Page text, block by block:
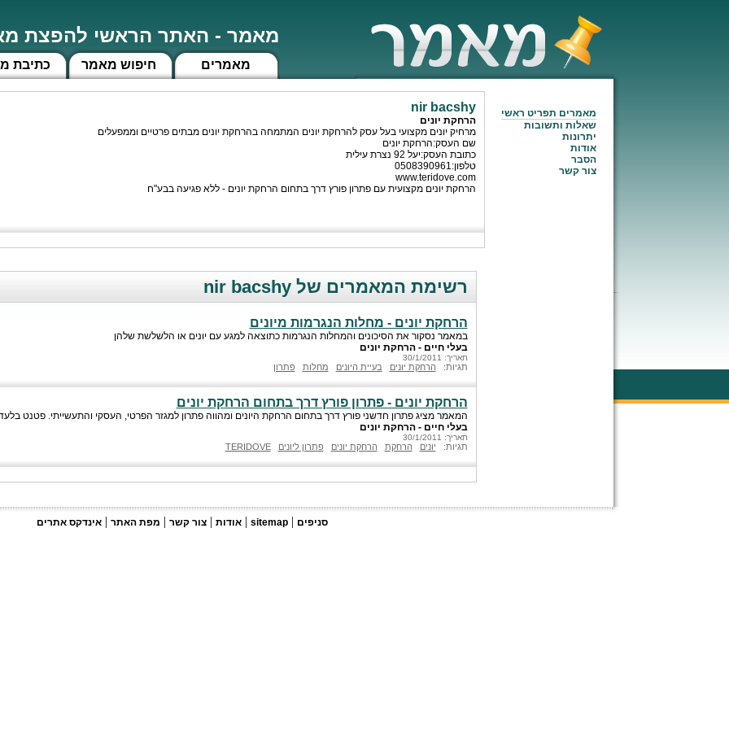
מאמר - האתר הראשי להפצת
כתיבת חיפוש מאמר מאמרים
nir bacshy
הרחקת יונים
מרחיק יונים מקצועי בעל עסק להרחקת יונים המתמחה בהרחקת יונים מבתים פרטיים וממפעלים
שם העסק:הרחקת יונים
כתובת העסק:יעל 92 נצרת עילית
טלפון:0508390961
www.teridove.com
הרחקת יונים מקצועית עם פתרון פורץ דרך בתחום הרחקת יונים - ללא פגיעה בבע"ח
רשימת המאמרים של nir bacshy
הרחקת יונים - מחלות הנגרמות מיונים
במאמר נסקור את הסיכונים והמחלות הנגרמות כתוצאה למגע עם יונים או הלשלשת שלהן
בעלי חיים - הרחקת יונים
תאריך: 30/1/2011
תגיות: הרחקת יונים בעיית היונים מחלות פתרון
הרחקת יונים - פתרון פורץ דרך בתחום הרחקת יונים
המאמר מציג פתרון חדשני פורץ דרך בתחום הרחקת היונים ומהווה פתרון למגזר הפרטי, העסקי והתעשייתי. פטנט
בעלי חיים - הרחקת יונים
תאריך: 30/1/2011
תגיות: יונים הרחקת הרחקת יונים פתרון ליונים TERIDOVE
מאמרים תפריט ראשי
שאלות ותשובות
יתרונות
אודות
הסבר
צור קשר
אודות | צור קשר | מפת האתר | אינדקס אתרים | sitemap | סניפים